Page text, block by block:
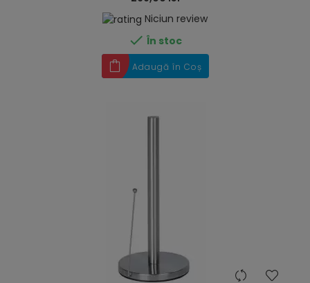
Niciun review
 În stoc
Adaugă în Coș